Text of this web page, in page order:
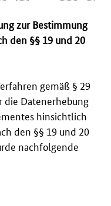
zur Bestimmung
den §§ 19 und 20
gemäß § 29
die Datenerhebung
hinsichtlich
den §§ 19 und 20
nachfolgende